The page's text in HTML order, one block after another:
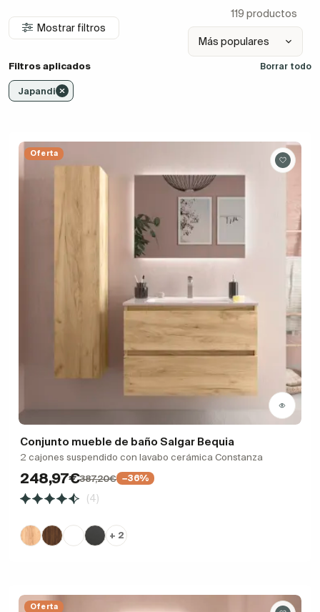
Mostrar filtros
119 productos
Filtros aplicados Borrar todo
Japandi
Oferta
Conjunto mueble de baño Salgar Bequia
2 cajones suspendido con lavabo cerámica Constanza
248,97€387,20€ −36%
(4)
+ 2
Oferta